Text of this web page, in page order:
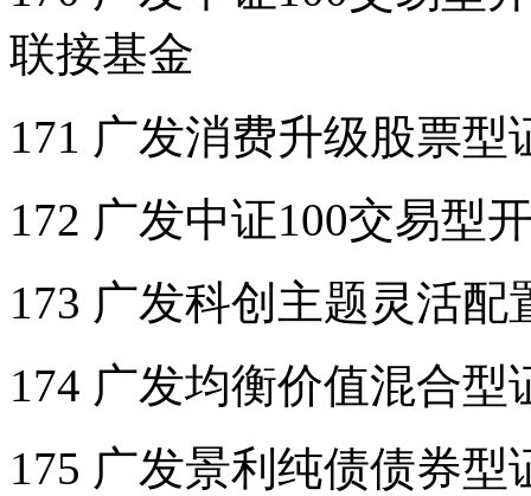
联接基金
171 广发消费升级股票型
172 广发中证100交易型
173 广发科创主题灵活
174 广发均衡价值混合型
175 广发景利纯债债券型